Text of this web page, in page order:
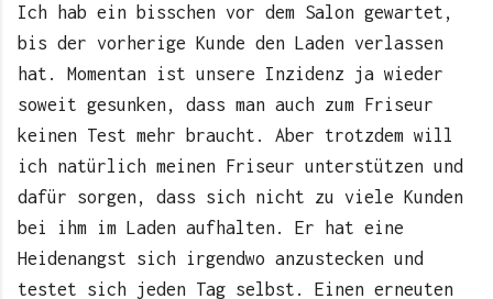
Ich hab ein bisschen vor dem Salon gewartet,
bis der vorherige Kunde den Laden verlassen
hat. Momentan ist unsere Inzidenz ja wieder
soweit gesunken, dass man auch zum Friseur
keinen Test mehr braucht. Aber trotzdem will
ich natürlich meinen Friseur unterstützen und
dafür sorgen, dass sich nicht zu viele Kunden
bei ihm im Laden aufhalten. Er hat eine
Heidenangst sich irgendwo anzustecken und
testet sich jeden Tag selbst. Einen erneuten